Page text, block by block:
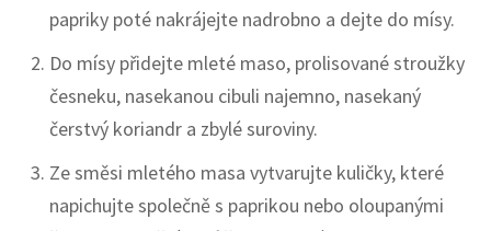
papriky poté nakrájejte nadrobno a dejte do mísy.
Do mísy přidejte mleté maso, prolisované stroužky
česneku, nasekanou cibuli najemno, nasekaný
čerstvý koriandr a zbylé suroviny.
Ze směsi mletého masa vytvarujte kuličky, které
napichujte společně s paprikou nebo oloupanými